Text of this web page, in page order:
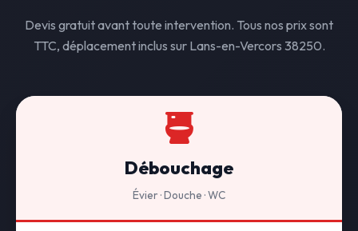
Devis gratuit avant toute intervention. Tous nos prix sont
TTC, déplacement inclus sur Lans-en-Vercors 38250.
Débouchage
Évier · Douche · WC